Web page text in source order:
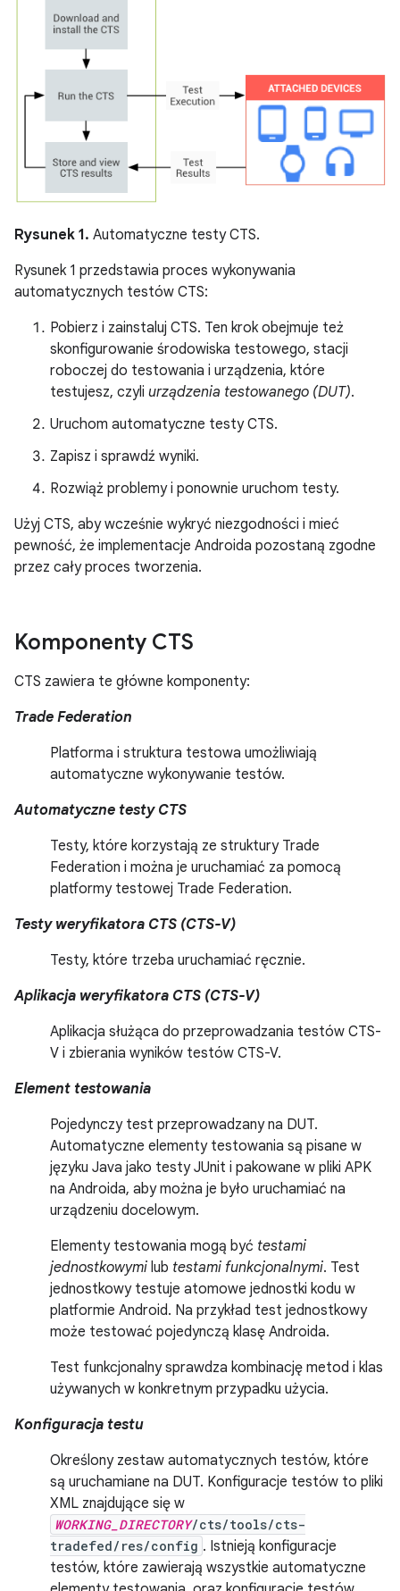
Rysunek 1. Automatyczne testy CTS.
Rysunek 1 przedstawia proces wykonywania
automatycznych testów CTS:
Pobierz i zainstaluj CTS. Ten krok obejmuje też
skonfigurowanie środowiska testowego, stacji
roboczej do testowania i urządzenia, które
testujesz, czyli urządzenia testowanego (DUT).
Uruchom automatyczne testy CTS.
Zapisz i sprawdź wyniki.
Rozwiąż problemy i ponownie uruchom testy.
Użyj CTS, aby wcześnie wykryć niezgodności i mieć
pewność, że implementacje Androida pozostaną zgodne
przez cały proces tworzenia.
Komponenty CTS
CTS zawiera te główne komponenty:
Trade Federation
Platforma i struktura testowa umożliwiają
automatyczne wykonywanie testów.
Automatyczne testy CTS
Testy, które korzystają ze struktury Trade
Federation i można je uruchamiać za pomocą
platformy testowej Trade Federation.
Testy weryfikatora CTS (CTS-V)
Testy, które trzeba uruchamiać ręcznie.
Aplikacja weryfikatora CTS (CTS-V)
Aplikacja służąca do przeprowadzania testów CTS-
V i zbierania wyników testów CTS-V.
Element testowania
Pojedynczy test przeprowadzany na DUT.
Automatyczne elementy testowania są pisane w
języku Java jako testy JUnit i pakowane w pliki APK
na Androida, aby można je było uruchamiać na
urządzeniu docelowym.
Elementy testowania mogą być testami
jednostkowymi lub testami funkcjonalnymi. Test
jednostkowy testuje atomowe jednostki kodu w
platformie Android. Na przykład test jednostkowy
może testować pojedynczą klasę Androida.
Test funkcjonalny sprawdza kombinację metod i klas
używanych w konkretnym przypadku użycia.
Konfiguracja testu
Określony zestaw automatycznych testów, które
są uruchamiane na DUT. Konfiguracje testów to pliki
XML znajdujące się w
WORKING_DIRECTORY/cts/tools/cts-
tradefed/res/config . Istnieją konfiguracje
testów, które zawierają wszystkie automatyczne